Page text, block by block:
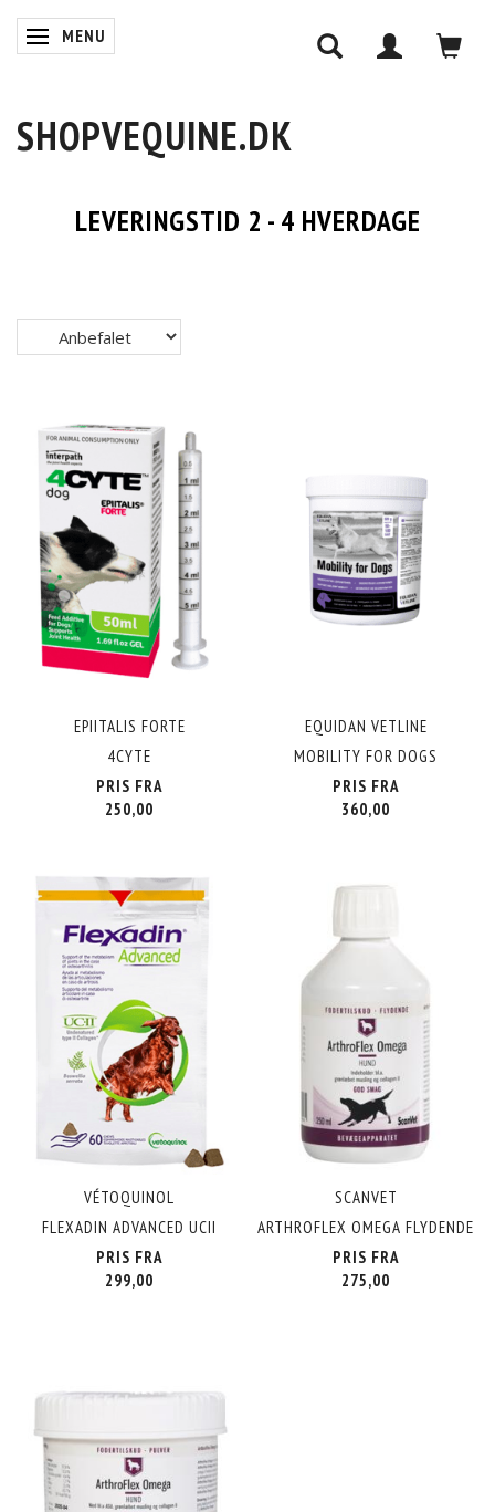
SKIFTE NAVIGATION
MENU
SHOPVEQUINE.DK
LEVERINGSTID 2 - 4 HVERDAGE
EPIITALIS FORTE
4CYTE
PRIS FRA
250,00
EQUIDAN VETLINE
MOBILITY FOR DOGS
PRIS FRA
360,00
VÉTOQUINOL
FLEXADIN ADVANCED UCII
PRIS FRA
299,00
SCANVET
ARTHROFLEX OMEGA FLYDENDE
PRIS FRA
275,00